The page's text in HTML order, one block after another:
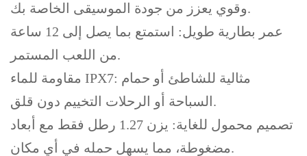
وقوي يعزز من جودة الموسيقى الخاصة بك.
عمر بطارية طويل: استمتع بما يصل إلى 12 ساعة
من اللعب المستمر.
مقاومة للماء IPX7: مثالية للشاطئ أو حمام
السباحة أو الرحلات التخييم دون قلق.
تصميم محمول للغاية: يزن 1.27 رطل فقط مع أبعاد
مضغوطة، مما يسهل حمله في أي مكان.